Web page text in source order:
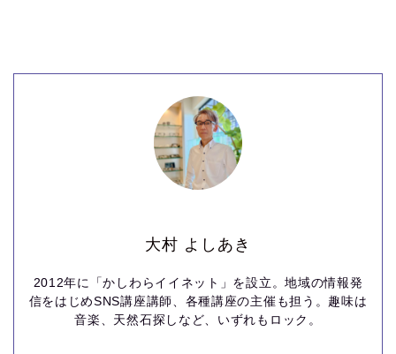
大村 よしあき
2012年に「かしわらイイネット」を設立。地域の情報発
信をはじめSNS講座講師、各種講座の主催も担う。趣味は
音楽、天然石探しなど、いずれもロック。